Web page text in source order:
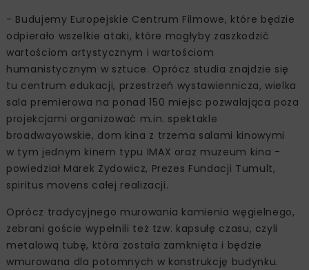
- Budujemy Europejskie Centrum Filmowe, które będzie
odpierało wszelkie ataki, które mogłyby zaszkodzić
wartościom artystycznym i wartościom
humanistycznym w sztuce. Oprócz studia znajdzie się
tu centrum edukacji, przestrzeń wystawiennicza, wielka
sala premierowa na ponad 150 miejsc pozwalająca poza
projekcjami organizować m.in. spektakle
broadwayowskie, dom kina z trzema salami kinowymi
w tym jednym kinem typu IMAX oraz muzeum kina -
powiedział Marek Żydowicz, Prezes Fundacji Tumult,
spiritus movens całej realizacji.
Oprócz tradycyjnego murowania kamienia węgielnego,
zebrani goście wypełnili też tzw. kapsułę czasu, czyli
metalową tubę, która została zamknięta i będzie
wmurowana dla potomnych w konstrukcję budynku.